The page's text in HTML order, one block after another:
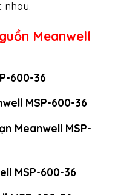
nhau.
Meanwell
600-36
MSP-600-36
Meanwell MSP-
MSP-600-36